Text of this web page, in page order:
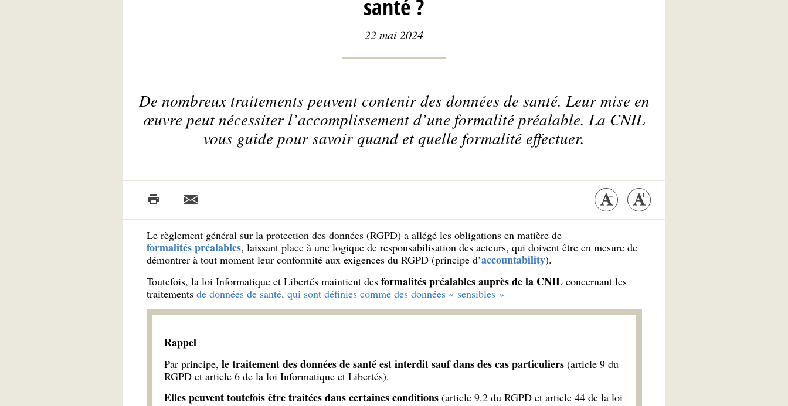
santé ?
22 mai 2024
De nombreux traitements peuvent contenir des données de santé. Leur mise en
œuvre peut nécessiter l’accomplissement d’une formalité préalable. La CNIL
vous guide pour savoir quand et quelle formalité effectuer.
Le règlement général sur la protection des données (RGPD) a allégé les obligations en matière de
formalités préalables, laissant place à une logique de responsabilisation des acteurs, qui doivent être en mesure de
démontrer à tout moment leur conformité aux exigences du RGPD (principe d’accountability).
Toutefois, la loi Informatique et Libertés maintient des formalités préalables auprès de la CNILconcernant les
traitements de données de santé, qui sont définies comme des données « sensibles »
Rappel
Par principe, le traitement des données de santé est interdit sauf dans des cas particuliers(article 9 du
RGPD et article 6 de la loi Informatique et Libertés).
Elles peuvent toutefois être traitées dans certaines conditions (article 9.2 du RGPD et article 44 de la loi